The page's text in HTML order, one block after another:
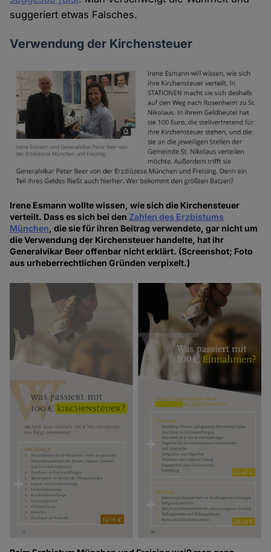
suggeriert etwas Falsches.
Verwendung der Kirchensteuer
Irene Esmann wollte wissen, wie sich die Kirchensteuer
verteilt. Dass es sich bei den Zahlen des Erzbistums
München, die sie für ihren Beitrag verwendete, gar nicht um
die Verwendung der Kirchensteuer handelte, hat ihr
Generalvikar Beer offenbar nicht erklärt. (Screenshot; Foto
aus urheberrechtlichen Gründen verpixelt.)